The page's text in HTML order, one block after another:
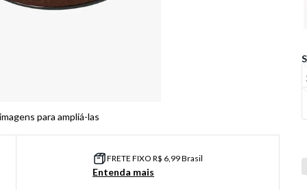
para ampliá-las
FRETE FIXO R$ 6,99 Brasil
Entenda mais